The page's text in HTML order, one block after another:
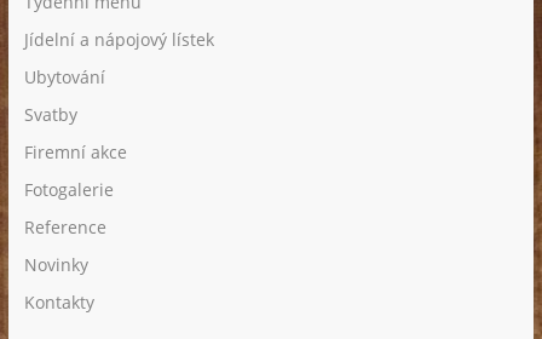
Jídelní a nápojový lístek
Ubytování
Svatby
Firemní akce
Fotogalerie
Reference
Novinky
Kontakty